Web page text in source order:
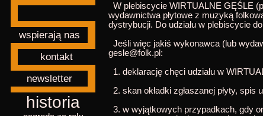
wspierają nas
kontakt
newsletter
historia
W plebiscycie WIRTUALNE GĘŚLE
wydawnictwa płytowe z muzyką
dystrybucji. Do udziału w plebiscycie
Jeśli więc jakiś wykonawca (lub
gesle@folk.pl :
1. deklarację chęci udziału w
2. skan okładki zgłaszanej płyty, spis
3. w wyjątkowych przypadkach, gdy